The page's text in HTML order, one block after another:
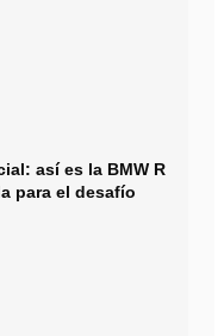
así es la BMW R
para el desafío